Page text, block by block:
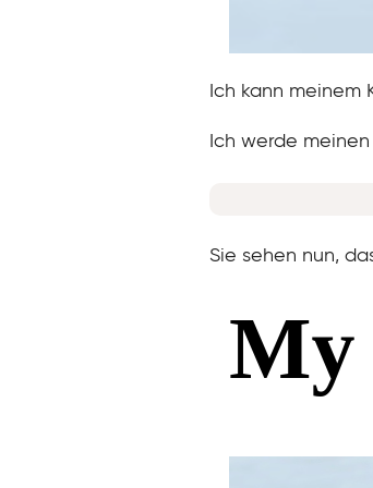
Ich kann meinem
Ich werde
Sie sehen nun,